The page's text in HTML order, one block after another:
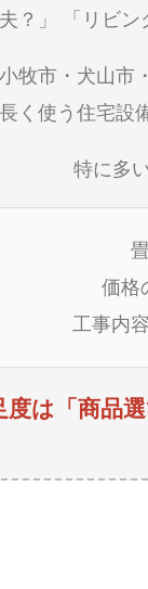
夫？」 「リビン
牧市・犬山市
く使う住宅設
特に多
価格
工事内
は「商品